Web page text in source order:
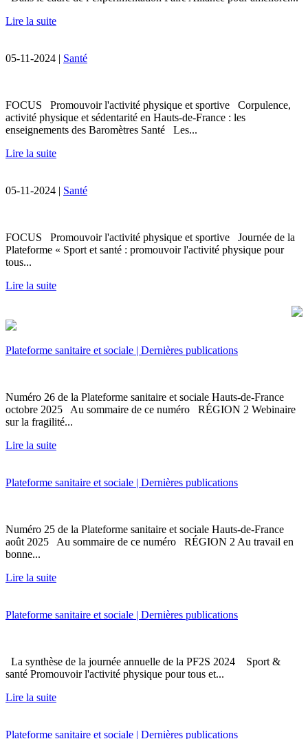
Lire la suite
05-11-2024 | Santé
FOCUS Promouvoir l'activité physique et sportive Corpulence,
activité physique et sédentarité en Hauts-de-France : les
enseignements des Baromètres Santé Les...
Lire la suite
05-11-2024 | Santé
FOCUS Promouvoir l'activité physique et sportive Journée de la
Plateforme « Sport et santé : promouvoir l'activité physique pour
tous...
Lire la suite
Plateforme sanitaire et sociale | Dernières publications
Numéro 26 de la Plateforme sanitaire et sociale Hauts-de-France
octobre 2025 Au sommaire de ce numéro RÉGION 2 Webinaire
sur la fragilité...
Lire la suite
Plateforme sanitaire et sociale | Dernières publications
Numéro 25 de la Plateforme sanitaire et sociale Hauts-de-France
août 2025 Au sommaire de ce numéro RÉGION 2 Au travail en
bonne...
Lire la suite
Plateforme sanitaire et sociale | Dernières publications
La synthèse de la journée annuelle de la PF2S 2024 Sport &
santé Promouvoir l'activité physique pour tous et...
Lire la suite
Plateforme sanitaire et sociale | Dernières publications